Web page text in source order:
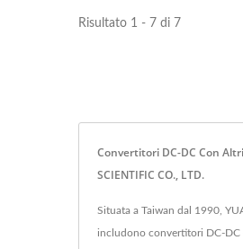
Risultato 1 - 7 di 7
Convertitori DC-DC Con
SCIENTIFIC CO., LTD.
Situata a Taiwan dal 1990,
includono convertitori DC-DC